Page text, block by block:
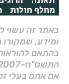
מחלף חולות
באתר זה עשוי
ומידע, שמקורו
התשס"ח–2007.
אם אתם בעלי